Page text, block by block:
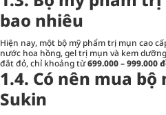
bao nhiêu
Hiện nay, một bộ mỹ phẩm trị mụn cao
nước hoa hồng, gel trị mụn và kem
đắt đỏ, chỉ khoảng từ699.000 – 999.000
1.4. Có nên mua
Sukin